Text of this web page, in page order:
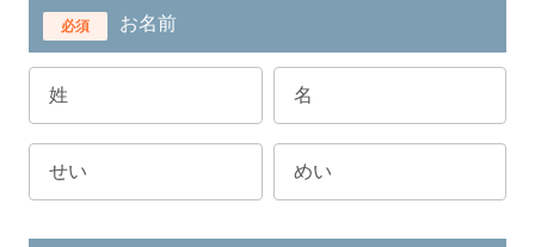
必須 お名前